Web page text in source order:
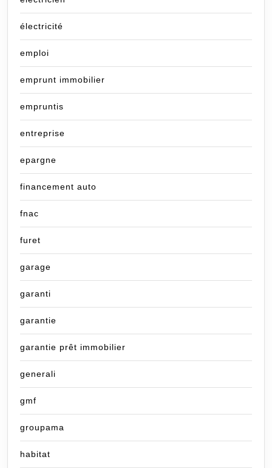
électricité
emploi
emprunt immobilier
empruntis
entreprise
epargne
financement auto
fnac
furet
garage
garanti
garantie
garantie prêt immobilier
generali
gmf
groupama
habitat